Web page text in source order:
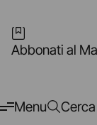
Abbonati al
Menu Cerca